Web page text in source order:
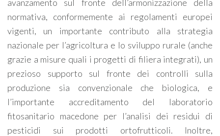
avanzamento sul fronte dell’armonizzazione della
normativa, conformemente ai regolamenti europei
vigenti, un importante contributo alla strategia
nazionale per l’agricoltura e lo sviluppo rurale (anche
grazie a misure quali i progetti di filiera integrati), un
prezioso supporto sul fronte dei controlli sulla
produzione sia convenzionale che biologica, e
l’importante accreditamento del laboratorio
fitosanitario macedone per l’analisi dei residui di
pesticidi sui prodotti ortofrutticoli. Inoltre,